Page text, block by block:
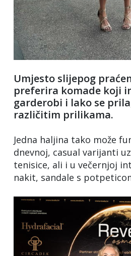
Umjesto slijepog
preferira komade koji
garderobi i lako se
različitim prilikama.
Jedna haljina tako može
dnevnoj, casual varijanti
tenisice, ali i u večernjoj
nakit, sandale s